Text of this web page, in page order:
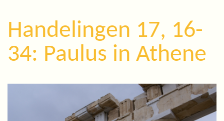
Handelingen 17, 16-
34: Paulus in Athene